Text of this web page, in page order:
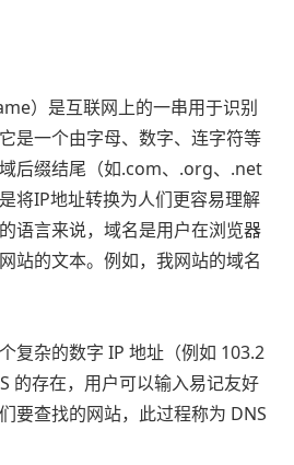
）是互联网上的一串用于识别
是一个由字母、数字、连字符等
后缀结尾（如.com、.org、.net
将IP地址转换为人们更容易理解
语言来说，域名是用户在浏览器
站的文本。例如，我网站的域名
复杂的数字 IP 地址（例如 103.2
的存在，用户可以输入易记友好
要查找的网站，此过程称为 DNS